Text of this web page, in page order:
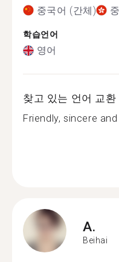
중국어 (간체)
학습언어
영어
찾고 있는 언어 교환
Friendly, sincere
A.
Beihai